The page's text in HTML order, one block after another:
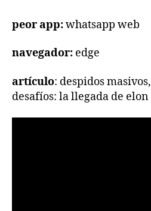
peor app:whatsapp web
navegador: edge
artículo: despidos
desafíos: la llegada de